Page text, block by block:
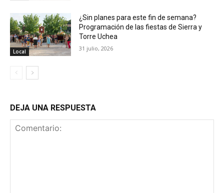
Local
¿Sin planes para este fin de semana?
Programación de las fiestas de Sierra y
Torre Uchea
31 julio, 2026
DEJA UNA RESPUESTA